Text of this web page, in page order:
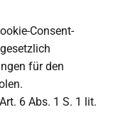
Consent-
für den
6 Abs. 1 S. 1 lit.